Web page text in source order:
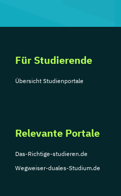
Für Studierende
Übersicht Studienportale
Relevante Portale
Das-Richtige-studieren.de
Wegweiser-duales-Studium.de